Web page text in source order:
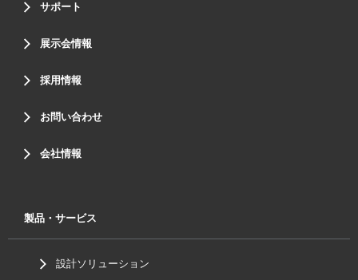
サポート
展示会情報
採用情報
お問い合わせ
会社情報
製品・サービス
設計ソリューション